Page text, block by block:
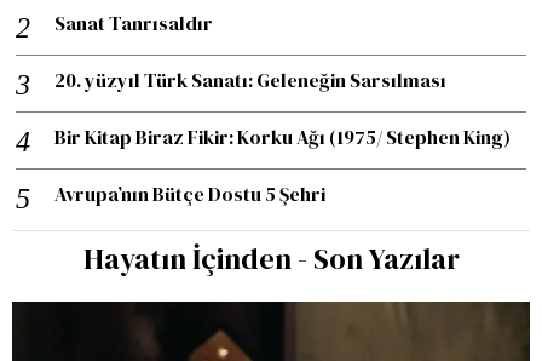
Sanat Tanrısaldır
20. yüzyıl Türk Sanatı: Geleneğin Sarsılması
Bir Kitap Biraz Fikir: Korku Ağı (1975/ Stephen King)
Avrupa’nın Bütçe Dostu 5 Şehri
Hayatın İçinden - Son Yazılar